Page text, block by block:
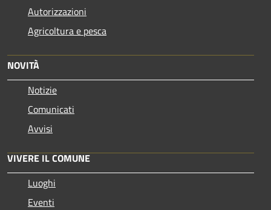
Autorizzazioni
Agricoltura e pesca
NOVITÀ
Notizie
Comunicati
Avvisi
VIVERE IL COMUNE
Luoghi
Eventi